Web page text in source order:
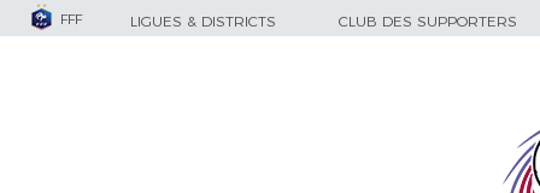
FFF LIGUES & DISTRICTS CLUB DES SUPPORTERS